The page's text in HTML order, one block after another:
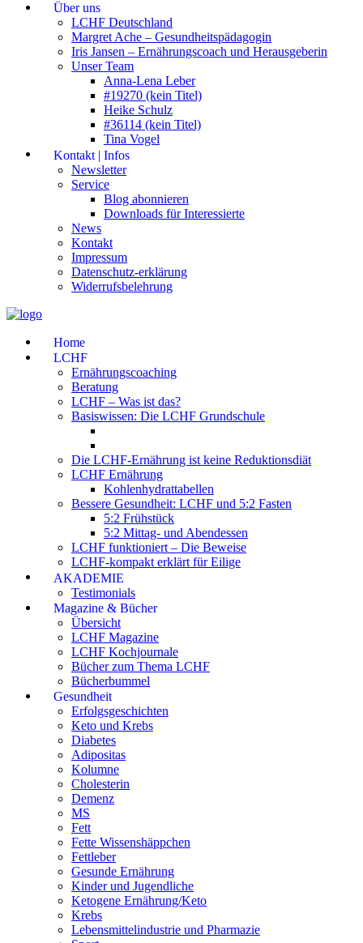
Über uns
LCHF Deutschland
Margret Ache – Gesundheitspädagogin
Iris Jansen – Ernährungscoach und Herausgeberin
Unser Team
Anna-Lena Leber
#19270 (kein Titel)
Heike Schulz
#36114 (kein Titel)
Tina Vogel
Kontakt | Infos
Newsletter
Service
Blog abonnieren
Downloads für Interessierte
News
Kontakt
Impressum
Datenschutz-erklärung
Widerrufsbelehrung
Home
LCHF
Ernährungscoaching
Beratung
LCHF – Was ist das?
Basiswissen: Die LCHF Grundschule
Die LCHF-Ernährung ist keine Reduktionsdiät
LCHF Ernährung
Kohlenhydrattabellen
Bessere Gesundheit: LCHF und 5:2 Fasten
5:2 Frühstück
5:2 Mittag- und Abendessen
LCHF funktioniert – Die Beweise
LCHF-kompakt erklärt für Eilige
AKADEMIE
Testimonials
Magazine & Bücher
Übersicht
LCHF Magazine
LCHF Kochjournale
Bücher zum Thema LCHF
Bücherbummel
Gesundheit
Erfolgsgeschichten
Keto und Krebs
Diabetes
Adipositas
Kolumne
Cholesterin
Demenz
MS
Fett
Fette Wissenshäppchen
Fettleber
Gesunde Ernährung
Kinder und Jugendliche
Ketogene Ernährung/Keto
Krebs
Lebensmittelindustrie und Pharmazie